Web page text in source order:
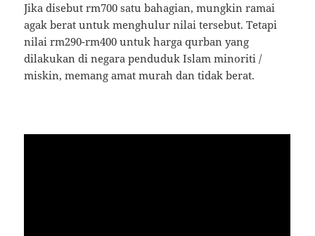
Jika disebut rm700 satu bahagian, mungkin ramai
agak berat untuk menghulur nilai tersebut. Tetapi
nilai rm290-rm400 untuk harga qurban yang
dilakukan di negara penduduk Islam minoriti /
miskin, memang amat murah dan tidak berat.